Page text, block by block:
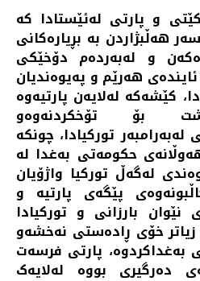
و پارتی لەئێستادا کە
هەڵبژاردن بە بڕیارەکانی
و لەبەردەم دۆخێکی
هەرێم و پەیوەندیان
کێشەکە لەلایەن پارتیەوە
بۆ تۆخکردنەوەو
تورکیادا، چونکە
حکومەتی بەغدا لە
لەگەڵ تورکیا واژۆیان
پێگەی پارتیە و
بارزانی و تورکیادا
خۆی ڕادەستی نەخشەو
پارتی فرسەت
دەرگیری بووە لەلایەک